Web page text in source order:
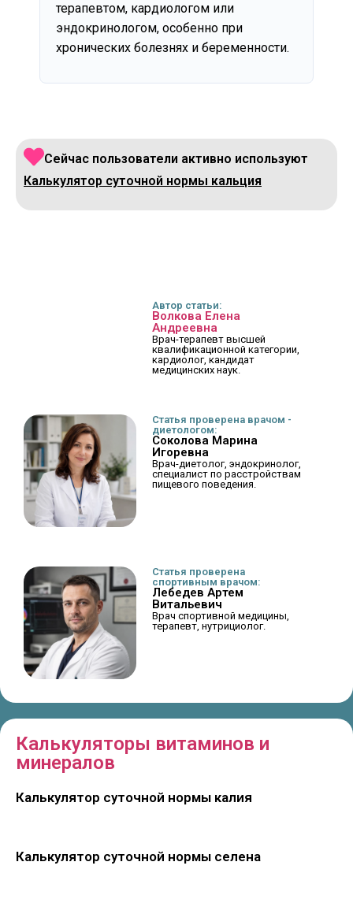
терапевтом, кардиологом или
эндокринологом, особенно при
хронических болезнях и беременности.
Сейчас пользователи активно используют
Калькулятор суточной нормы кальция
Автор статьи:
Волкова Елена
Андреевна
Врач-терапевт высшей
квалификационной категории,
кардиолог, кандидат
медицинских наук.
Статья проверена врачом -
диетологом:
Соколова Марина
Игоревна
Врач-диетолог, эндокринолог,
специалист по расстройствам
пищевого поведения.
Статья проверена
спортивным врачом:
Лебедев Артем
Витальевич
Врач спортивной медицины,
терапевт, нутрициолог.
Калькуляторы витаминов и
минералов
Калькулятор суточной нормы калия
Калькулятор суточной нормы селена